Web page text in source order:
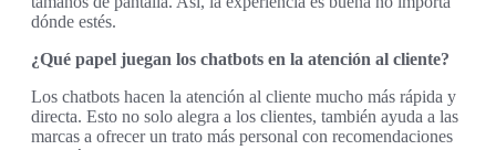
dónde estés.
¿Qué papel juegan los chatbots en la atención al cliente?
Los chatbots hacen la atención al cliente mucho más rápida y
directa. Esto no solo alegra a los clientes, también ayuda a las
marcas a ofrecer un trato más personal con recomendaciones